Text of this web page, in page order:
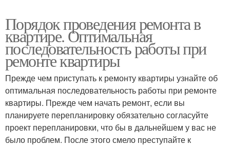
Порядок проведения ремонта в
квартире. Оптимальная
последовательность работы при
ремонте квартиры
Прежде чем приступать к ремонту квартиры узнайте об
оптимальная последовательность работы при ремонте
квартиры. Прежде чем начать ремонт, если вы
планируете перепланировку обязательно согласуйте
проект перепланировки, что бы в дальнейшем у вас не
было проблем. После этого смело преступайте к